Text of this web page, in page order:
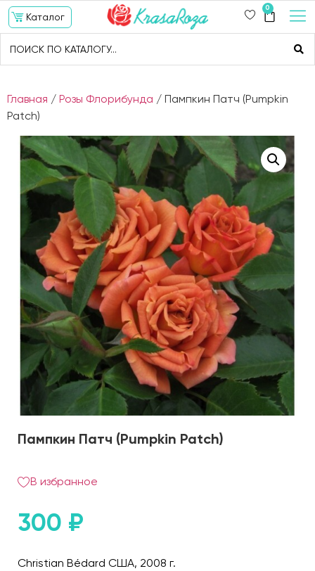
Каталог
0
Главная / Розы Флорибунда / Пампкин Патч (Pumpkin
Patch)
Пампкин Патч (Pumpkin Patch)
В избранное
300 ₽
Christian Bédard США, 2008 г.